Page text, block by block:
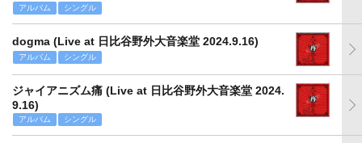
アルバム シングル
dogma (Live at 日比谷野外大音楽堂 2024.9.16)
アルバム シングル
ジャイアニズム痛 (Live at 日比谷野外大音楽堂 2024.
9.16)
アルバム シングル